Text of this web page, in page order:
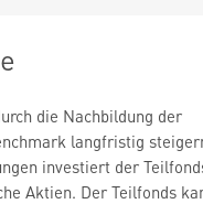
die Nachbildung der
langfristig
investiert der
Aktien. Der Teilfonds